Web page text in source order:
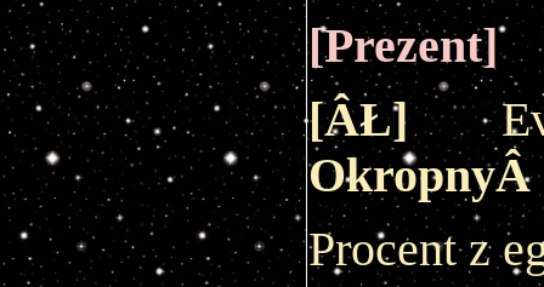
[Prezent]
[ÂŁ]
OkropnyÂ
Procent z